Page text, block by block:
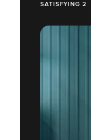
SATISFYING 2